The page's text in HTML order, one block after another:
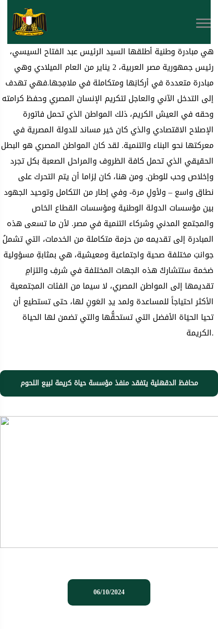
هي مبادرة وطنية أطلقها السيد الرئيس عبد الفتاح السيسي،
رئيس جمهورية مصر العربية، 2 يناير من العام الميلادي وهي
مبادرة متعددة في أركانِها ومتكاملة في ملامِحِها.فهي تهدف
إلى التدخل الآني والعاجل لتكريم الإنسان المصري وحفظ كرامته
وحقه في العيش الكريم، ذلك المواطن الذي تحمل فاتورة
الإصلاح الاقتصادي والذي كان خير مساند للدولة المصرية في
معركتها نحو البناء والتنمية. لقد كان المواطن المصري هو البطل
الحقيقي الذي تحمل كافة الظروف والمراحل الصعبة بكل تجرد
وإخلاص وحب للوطن. ومن هنا، كان لِزاما أن يتم التحرك على
نطاق واسع – ولأولِ مرة- وفي إطار من التكامل وتوحيد الجهود
بين مؤسسات الدولة الوطنية ومؤسسات القطاع الخاص
والمجتمع المدني وشركاء التنمية في مصر. لأن ما تسعى هذه
المبادرة إلى تقديمه من حزمة متكاملة من الخدمات، التي تشملُ
جوانبَ مختلفة صحية واجتماعية ومعيشية، هي بمثابةِ مسؤولية
ضخمة ستتشاركُ هذه الجهات المختلفة في شرفِ والتزامِ
تقديمها إلى المواطن المصري، لا سيما من الفئات المجتمعية
الأكثر احتياجاً للمساعدة ولمد يدِ العَونِ لها، حتى تستطيع أن
تحيا الحيَاة الأفضل التي تستحقُّها والتي تضمن لها الحياة
الكريمة.
محافظ الدقهلية يتفقد منفذ مؤسسة حياة كريمة لبيع اللحوم
06/10/2024